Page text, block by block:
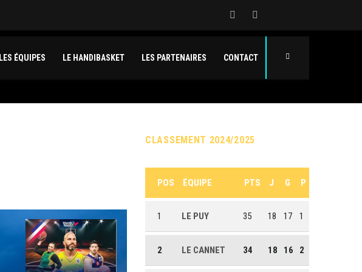
LES ÉQUIPES LE HANDIBASKET LES PARTENAIRES CONTACT
CLASSEMENT 2024/2025
POS ÉQUIPE PTS J G P
1 LE PUY 35 18 17 1
2 LE CANNET 34 18 16 2